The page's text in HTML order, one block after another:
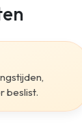
beslist.